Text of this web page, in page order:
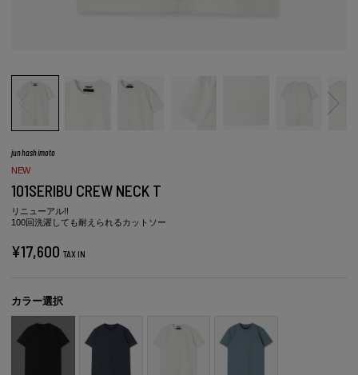
junhashimoto
NEW
101SERIBU CREW NECK T
リニューアル!!
100回洗濯しても耐えられるカットソー
¥17,600 TAX IN
カラー選択